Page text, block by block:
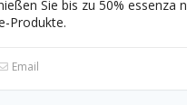
Sie bis zu 50% essenza
Produkte.
Email